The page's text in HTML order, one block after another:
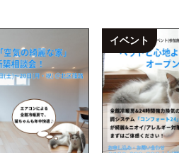
イベント